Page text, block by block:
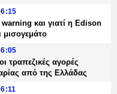
και γιατί η Edison
μισογεμάτο
τραπεζικές αγορές
από της Ελλάδας